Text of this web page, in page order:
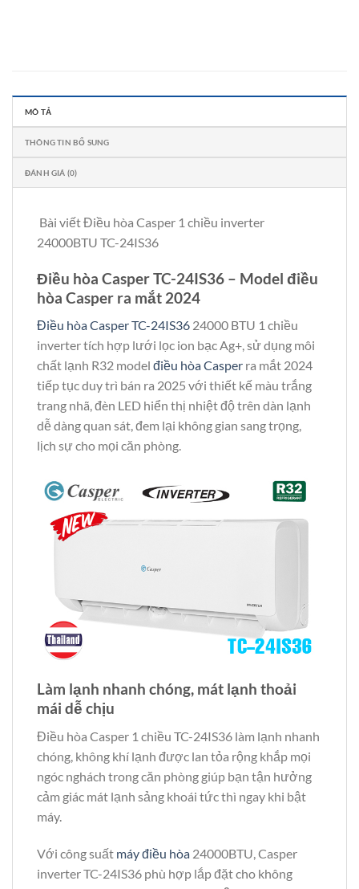
MÔ TẢ
THÔNG TIN BỔ SUNG
ĐÁNH GIÁ (0)
Bài viết Điều hòa Casper 1 chiều inverter
24000BTU TC-24IS36
Điều hòa Casper TC-24IS36 – Model điều
hòa Casper ra mắt 2024
Điều hòa Casper TC-24IS36 24000 BTU 1 chiều
inverter tích hợp lưới lọc ion bạc Ag+, sử dụng môi
chất lạnh R32 model điều hòa Casper ra mắt 2024
tiếp tục duy trì bán ra 2025 với thiết kế màu trắng
trang nhã, đèn LED hiển thị nhiệt độ trên dàn lạnh
dễ dàng quan sát, đem lại không gian sang trọng,
lịch sự cho mọi căn phòng.
Làm lạnh nhanh chóng, mát lạnh thoải
mái dễ chịu
Điều hòa Casper 1 chiều TC-24IS36 làm lạnh nhanh
chóng, không khí lạnh được lan tỏa rộng khắp mọi
ngóc nghách trong căn phòng giúp bạn tận hưởng
cảm giác mát lạnh sảng khoái tức thì ngay khi bật
máy.
Với công suất máy điều hòa 24000BTU, Casper
inverter TC-24IS36 phù hợp lắp đặt cho không